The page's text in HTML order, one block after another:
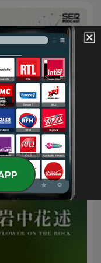
Libro Una Hora